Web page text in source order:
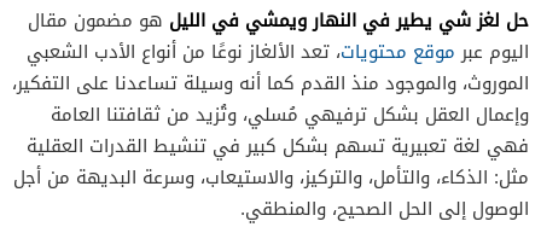
حل لغز شي يطير في النهار ويمشي في الليل هو مضمون مقال
اليوم عبرموقع محتويات، تعد الألغاز نوعًا من أنواع الأدب الشعبي
الموروث، والموجود منذ القدم كما أنه وسيلة تساعدنا على التفكير،
وإعمال العقل بشكل ترفيهي مُسلي، وتُزيد من ثقافتنا العامة
فهي لغة تعبيرية تسهم بشكل كبير في تنشيط القدرات العقلية
مثل: الذكاء، والتأمل، والتركيز، والاستيعاب، وسرعة البديهة من أجل
الوصول إلى الحل الصحيح، والمنطقي.